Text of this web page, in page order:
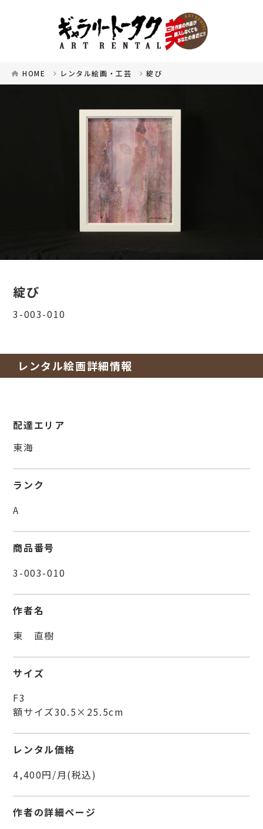
HOME レンタル絵画・工芸 綻び
綻び
3-003-010
レンタル絵画詳細情報
配達エリア
東海
ランク
A
商品番号
3-003-010
作者名
東 直樹
サイズ
F3
額サイズ30.5×25.5cm
レンタル価格
4,400円/月(税込)
作者の詳細ページ